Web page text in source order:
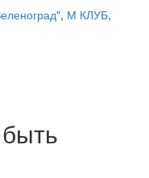
, М КЛУБ,